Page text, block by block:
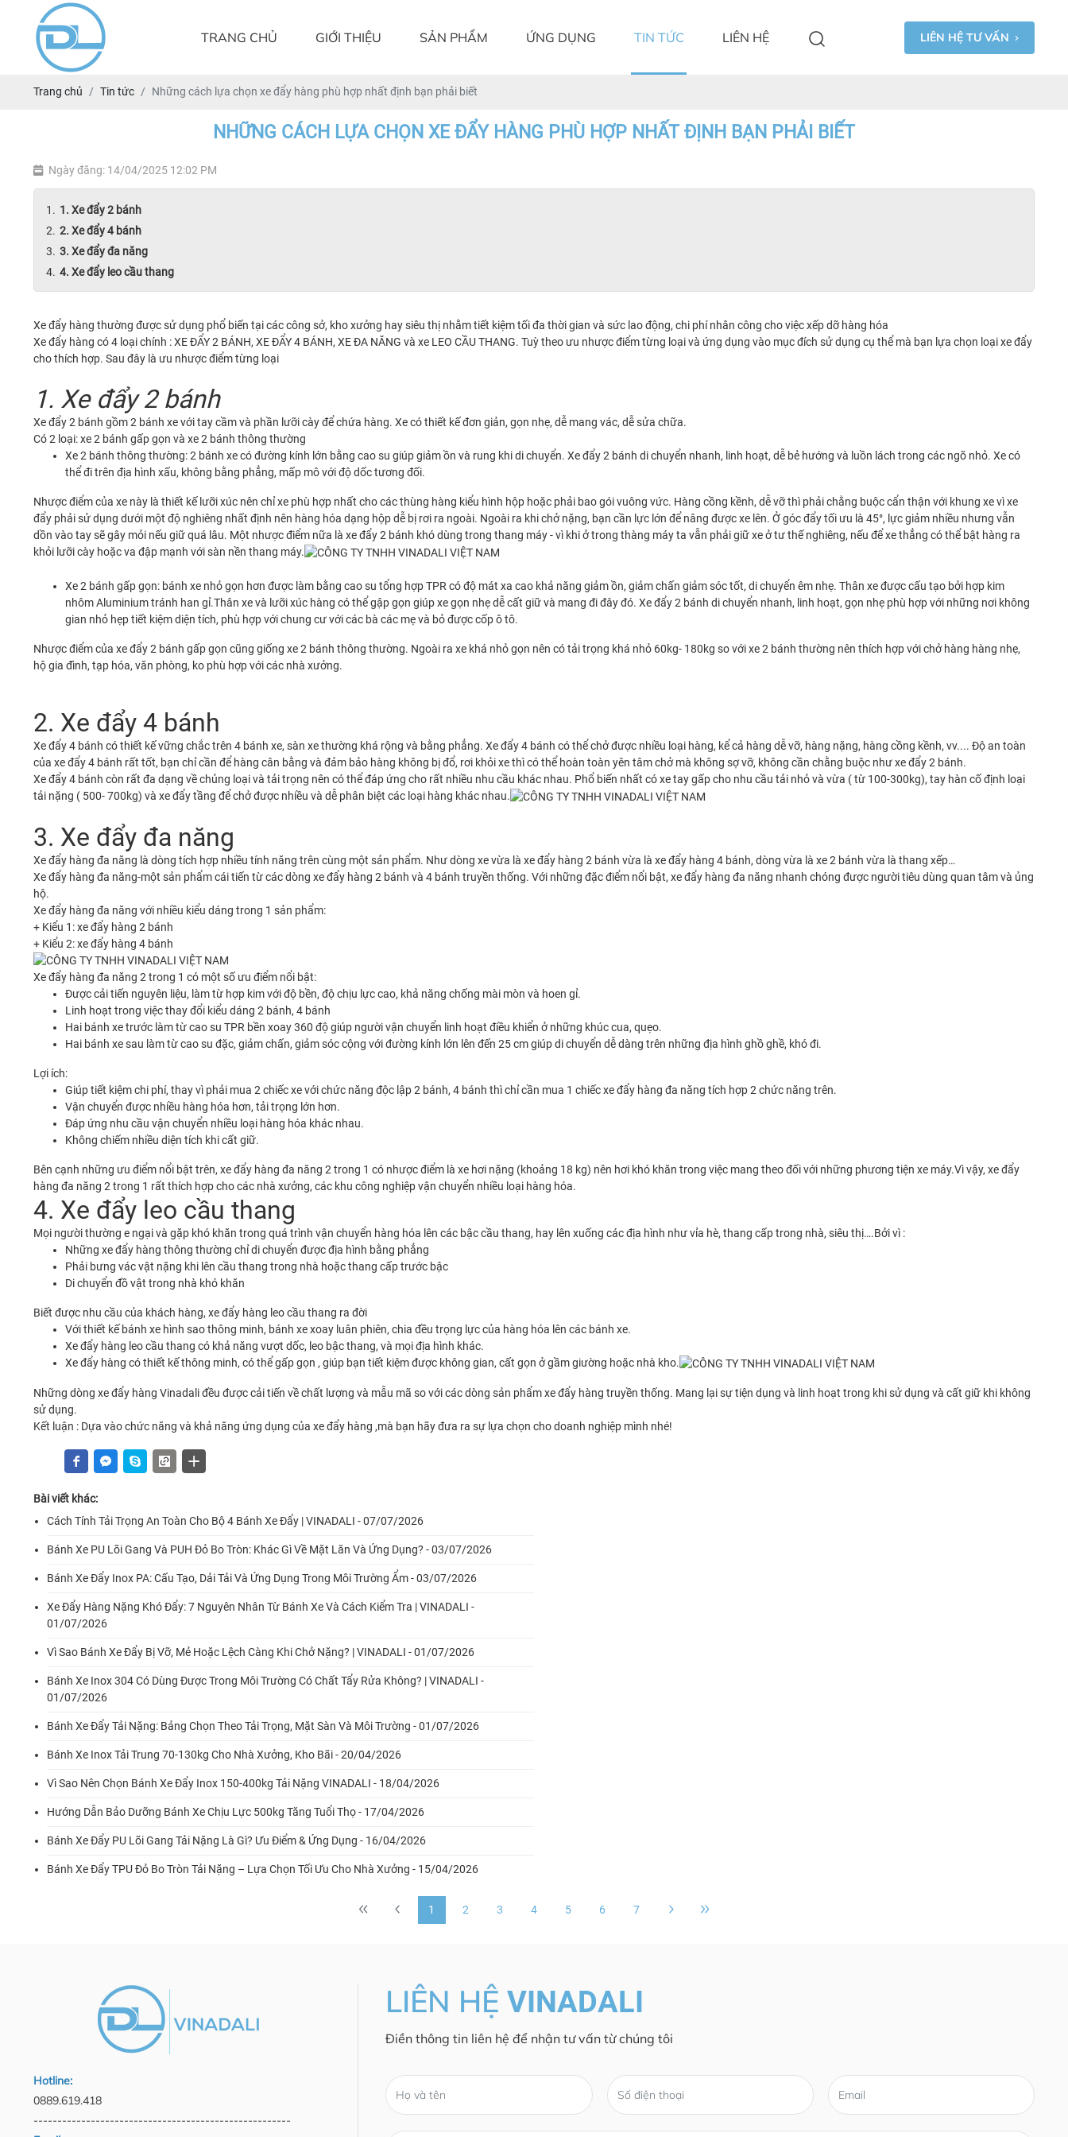
TRANG CHỦ GIỚI THIỆU SẢN PHẨM ỨNG DỤNG TIN TỨC LIÊN HỆ LIÊN HỆ TƯ VẤN
Trang chủ Tin tức Những cách lựa chọn xe đẩy hàng phù hợp nhất định bạn phải biết
NHỮNG CÁCH LỰA CHỌN XE ĐẨY HÀNG PHÙ HỢP NHẤT ĐỊNH BẠN PHẢI BIẾT
Ngày đăng: 14/04/2025 12:02 PM
1. Xe đẩy 2 bánh
2. Xe đẩy 4 bánh
3. Xe đẩy đa năng
4. Xe đẩy leo cầu thang
Xe đẩy hàng thường được sử dụng phổ biến tại các công sở, kho xưởng hay siêu thị nhằm tiết kiệm tối đa thời gian và sức lao động, chi phí nhân công cho việc xếp dỡ hàng hóa
Xe đẩy hàng có 4 loại chính :XE ĐẨY 2 BÁNH, XE ĐẨY 4 BÁNH, XE ĐA NĂNG và xe LEO CẦU THANG. Tuỳ theo ưu nhược điểm từng loại và ứng dụng vào mục đích sử dụng cụ thể mà bạn lựa chọn loại xe đẩy
cho thích hợp. Sau đây là ưu nhược điểm từng loại
1. Xe đẩy 2 bánh
Xe đẩy 2 bánh gồm 2 bánh xe với tay cầm và phần lưỡi cày để chứa hàng. Xe có thiết kế đơn giản, gọn nhẹ, dễ mang vác, dễ sửa chữa.
Có 2 loại: xe 2 bánh gấp gọn và xe 2 bánh thông thường
Xe 2 bánh thông thường: 2 bánh xe có đường kính lớn bằng cao su giúp giảm ồn và rung khi di chuyển. Xe đẩy 2 bánh di chuyển nhanh, linh hoạt, dễ bẻ hướng và luồn lách trong các ngõ nhỏ. Xe có
thể đi trên địa hình xấu, không bằng phẳng, mấp mô với độ dốc tương đối.
Nhược điểm của xe này là thiết kế lưỡi xúc nên chỉ xe phù hợp nhất cho các thùng hàng kiểu hình hộp hoặc phải bao gói vuông vức. Hàng cồng kềnh, dễ vỡ thì phải chằng buộc cẩn thận với khung xe vì xe
đẩy phải sử dụng dưới một độ nghiêng nhất định nên hàng hóa dạng hộp dễ bị rơi ra ngoài. Ngoài ra khi chở nặng, bạn cần lực lớn để nâng được xe lên. Ở góc đẩy tối ưu là 45°, lực giảm nhiều nhưng vẫn
dồn vào tay sẽ gây mỏi nếu giữ quá lâu. Một nhược điểm nữa là xe đẩy 2 bánh khó dùng trong thang máy - vì khi ở trong thàng máy ta vẫn phải giữ xe ở tư thế nghiêng, nếu để xe thẳng có thể bật hàng ra
khỏi lưỡi cày hoặc va đập mạnh với sàn nền thang máy.
Xe 2 bánh gấp gọn: bánh xe nhỏ gọn hơn được làm bằng cao su tổng hợp TPR có độ mát xa cao khả năng giảm ồn, giảm chấn giảm sóc tốt, di chuyển êm nhẹ. Thân xe được cấu tạo bởi hợp kim
nhôm Aluminium tránh han gỉ.Thân xe và lưỡi xúc hàng có thể gập gọn giúp xe gọn nhẹ dễ cất giữ và mang đi đây đó. Xe đẩy 2 bánh di chuyển nhanh, linh hoạt, gọn nhẹ phù hợp với những nơi không
gian nhỏ hẹp tiết kiệm diện tích, phù hợp với chung cư với các bà các mẹ và bỏ được cốp ô tô.
Nhược điểm của xe đẩy 2 bánh gấp gọn cũng giống xe 2 bánh thông thường. Ngoài ra xe khá nhỏ gọn nên có tải trọng khá nhỏ 60kg- 180kg so với xe 2 bánh thường nên thích hợp với chở hàng hàng nhẹ,
hộ gia đình, tạp hóa, văn phòng, ko phù hợp với các nhà xưởng.
2. Xe đẩy 4 bánh
Xe đẩy 4 bánh có thiết kế vững chắc trên 4 bánh xe, sàn xe thường khá rộng và bằng phẳng. Xe đẩy 4 bánh có thể chở được nhiều loại hàng, kể cả hàng dễ vỡ, hàng nặng, hàng cồng kềnh, vv.... Độ an toàn
của xe đẩy 4 bánh rất tốt, bạn chỉ cần để hàng cân bằng và đảm bảo hàng không bị đổ, rơi khỏi xe thì có thể hoàn toàn yên tâm chở mà không sợ vỡ, không cần chằng buộc như xe đẩy 2 bánh.
Xe đẩy 4 bánh còn rất đa dạng về chủng loại và tải trọng nên có thể đáp ứng cho rất nhiều nhu cầu khác nhau. Phổ biến nhất có xe tay gấp cho nhu cầu tải nhỏ và vừa ( từ 100-300kg), tay hàn cố định loại
tải nặng ( 500- 700kg) và xe đẩy tầng để chở được nhiều và dễ phân biệt các loại hàng khác nhau.
3. Xe đẩy đa năng
Xe đẩy hàng đa năng là dòng tích hợp nhiều tính năng trên cùng một sản phẩm. Như dòng xe vừa là xe đẩy hàng 2 bánh vừa là xe đẩy hàng 4 bánh, dòng vừa là xe 2 bánh vừa là thang xếp…
Xe đẩy hàng đa năng-một sản phẩm cái tiến từ các dòng xe đẩy hàng 2 bánh và 4 bánh truyền thống. Với những đặc điểm nổi bật, xe đẩy hàng đa năng nhanh chóng được người tiêu dùng quan tâm và ủng
hộ.
Xe đẩy hàng đa năng với nhiều kiểu dáng trong 1 sản phẩm:
+ Kiểu 1: xe đẩy hàng 2 bánh
+ Kiểu 2: xe đẩy hàng 4 bánh
Xe đẩy hàng đa năng 2 trong 1 có một số ưu điểm nổi bật:
Được cải tiến nguyên liệu, làm từ hợp kim với độ bền, độ chịu lực cao, khả năng chống mài mòn và hoen gỉ.
Linh hoạt trong việc thay đổi kiểu dáng 2 bánh, 4 bánh
Hai bánh xe trước làm từ cao su TPR bền xoay 360 độ giúp người vận chuyển linh hoạt điều khiển ở những khúc cua, quẹo.
Hai bánh xe sau làm từ cao su đặc, giảm chấn, giảm sóc cộng với đường kính lớn lên đến 25 cm giúp di chuyển dễ dàng trên những địa hình ghồ ghề, khó đi.
Lợi ích:
Giúp tiết kiệm chi phí, thay vì phải mua 2 chiếc xe với chức năng độc lập 2 bánh, 4 bánh thì chỉ cần mua 1 chiếc xe đẩy hàng đa năng tích hợp 2 chức năng trên.
Vận chuyển được nhiều hàng hóa hơn, tải trọng lớn hơn.
Đáp ứng nhu cầu vận chuyển nhiều loại hàng hóa khác nhau.
Không chiếm nhiều diện tích khi cất giữ.
Bên cạnh những ưu điểm nổi bật trên, xe đẩy hàng đa năng 2 trong 1 có nhược điểm là xe hơi nặng (khoảng 18 kg) nên hơi khó khăn trong việc mang theo đối với những phương tiện xe máy.Vì vậy, xe đẩy
hàng đa năng 2 trong 1 rất thích hợp cho các nhà xưởng, các khu công nghiệp vận chuyển nhiều loại hàng hóa.
4. Xe đẩy leo cầu thang
Mọi người thường e ngại và gặp khó khăn trong quá trình vận chuyển hàng hóa lên các bậc cầu thang, hay lên xuống các địa hình như vỉa hè, thang cấp trong nhà, siêu thị….Bởi vì :
Những xe đẩy hàng thông thường chỉ di chuyển được địa hình bằng phẳng
Phải bưng vác vật nặng khi lên cầu thang trong nhà hoặc thang cấp trước bậc
Di chuyển đồ vật trong nhà khó khăn
Biết được nhu cầu của khách hàng, xe đẩy hàng leo cầu thang ra đời
Với thiết kế bánh xe hình sao thông minh, bánh xe xoay luân phiên, chia đều trọng lực của hàng hóa lên các bánh xe.
Xe đẩy hàng leo cầu thang có khả năng vượt dốc, leo bậc thang, và mọi địa hình khác.
Xe đẩy hàng có thiết kế thông minh, có thể gấp gọn , giúp bạn tiết kiệm được không gian, cất gọn ở gầm giường hoặc nhà kho.
Những dòng xe đẩy hàng Vinadali đều được cải tiến về chất lượng và mẫu mã so với các dòng sản phẩm xe đẩy hàng truyền thống. Mang lại sự tiện dụng và linh hoạt trong khi sử dụng và cất giữ khi không
sử dụng.
Kết luận : Dựa vào chức năng và khả năng ứng dụng của xe đẩy hàng ,mà bạn hãy đưa ra sự lựa chọn cho doanh nghiệp mình nhé!
Bài viết khác:
Cách Tính Tải Trọng An Toàn Cho Bộ 4 Bánh Xe Đẩy | VINADALI - 07/07/2026
Bánh Xe PU Lõi Gang Và PUH Đỏ Bo Tròn: Khác Gì Về Mặt Lăn Và Ứng Dụng? - 03/07/2026
Bánh Xe Đẩy Inox PA: Cấu Tạo, Dải Tải Và Ứng Dụng Trong Môi Trường Ẩm - 03/07/2026
Xe Đẩy Hàng Nặng Khó Đẩy: 7 Nguyên Nhân Từ Bánh Xe Và Cách Kiểm Tra | VINADALI -
01/07/2026
Vì Sao Bánh Xe Đẩy Bị Vỡ, Mẻ Hoặc Lệch Càng Khi Chở Nặng? | VINADALI - 01/07/2026
Bánh Xe Inox 304 Có Dùng Được Trong Môi Trường Có Chất Tẩy Rửa Không? | VINADALI -
01/07/2026
Bánh Xe Đẩy Tải Nặng: Bảng Chọn Theo Tải Trọng, Mặt Sàn Và Môi Trường - 01/07/2026
Bánh Xe Inox Tải Trung 70-130kg Cho Nhà Xưởng, Kho Bãi - 20/04/2026
Vì Sao Nên Chọn Bánh Xe Đẩy Inox 150-400kg Tải Nặng VINADALI - 18/04/2026
Hướng Dẫn Bảo Dưỡng Bánh Xe Chịu Lực 500kg Tăng Tuổi Thọ - 17/04/2026
Bánh Xe Đẩy PU Lõi Gang Tải Nặng Là Gì? Ưu Điểm & Ứng Dụng - 16/04/2026
Bánh Xe Đẩy TPU Đỏ Bo Tròn Tải Nặng – Lựa Chọn Tối Ưu Cho Nhà Xưởng - 15/04/2026
1 2 3 4 5 6 7
Hotline:
0889.619.418
------------------------------------------------------
LIÊN HỆVINADALI
Điền thông tin liên hệ để nhận tư vấn từ chúng tôi